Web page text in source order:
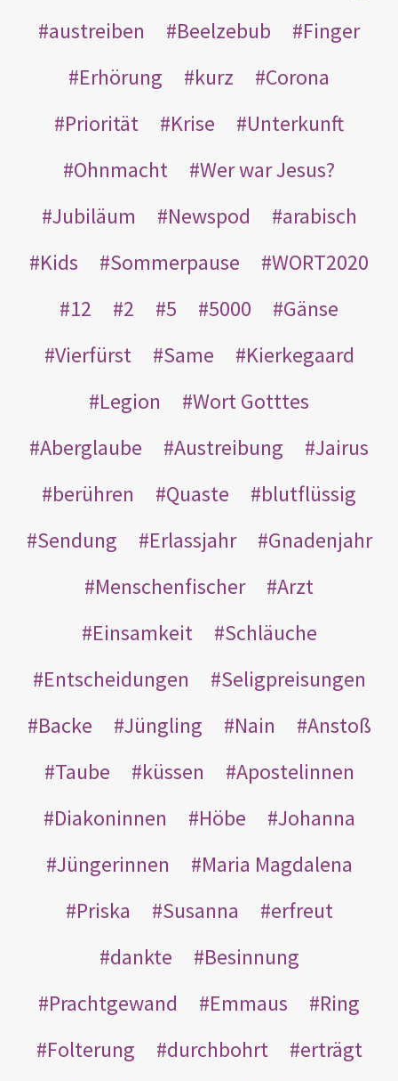
austreiben
Beelzebub
Finger
Erhörung
kurz
Corona
Priorität
Krise
Unterkunft
Ohnmacht
Wer war Jesus?
Jubiläum
Newspod
arabisch
Kids
Sommerpause
WORT2020
12
2 5 5000
Gänse
Vierfürst
Same
Kierkegaard
Legion
Wort Gotttes
Aberglaube
Austreibung
Jairus
berühren
Quaste
blutflüssig
Sendung
Erlassjahr
Gnadenjahr
Menschenfischer
Arzt
Einsamkeit
Schläuche
Entscheidungen
Seligpreisungen
Backe
Jüngling Nain
Anstoß
Taube
küssen
Apostelinnen
Diakoninnen
Höbe
Johanna
Jüngerinnen
Maria Magdalena
Priska
Susanna
erfreut
dankte
Besinnung
Prachtgewand
Emmaus
Ring
Folterung
durchbohrt
erträgt